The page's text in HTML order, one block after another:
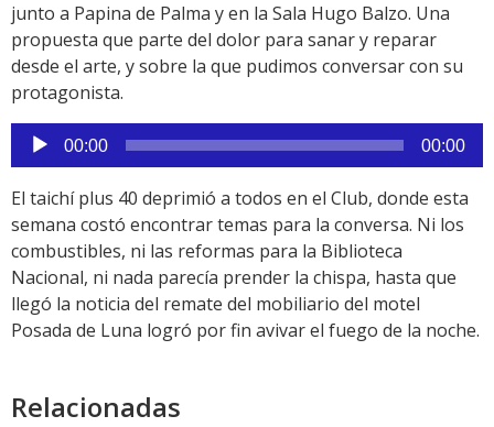
junto a Papina de Palma y en la Sala Hugo Balzo. Una
propuesta que parte del dolor para sanar y reparar
desde el arte, y sobre la que pudimos conversar con su
protagonista.
Reproductor
de
audio
00:00 00:00
El taichí plus 40 deprimió a todos en el Club, donde esta
semana costó encontrar temas para la conversa. Ni los
combustibles, ni las reformas para la Biblioteca
Nacional, ni nada parecía prender la chispa, hasta que
llegó la noticia del remate del mobiliario del motel
Posada de Luna logró por fin avivar el fuego de la noche.
Relacionadas